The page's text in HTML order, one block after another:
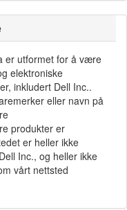
er utformet for å være
elektroniske
inkludert Dell Inc..
eller navn på
produkter er
er heller ikke
Inc., og heller ikke
vårt nettsted